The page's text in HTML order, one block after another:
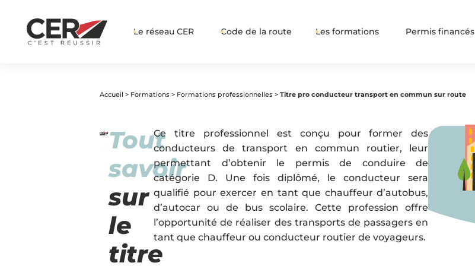
Le réseau CER Code de la route Les formations Permis financés
Accueil > Formations > Formations professionnelles > Titre pro conducteur transport en commun sur route
Tout
savoir
sur
le
titre
Ce titre professionnel est conçu pour former des
conducteurs de transport en commun routier, leur
permettant d’obtenir le permis de conduire de
catégorie D. Une fois diplômé, le conducteur sera
qualifié pour exercer en tant que chauffeur d’autobus,
d’autocar ou de bus scolaire. Cette profession offre
l’opportunité de réaliser des transports de passagers en
tant que chauffeur ou conducteur routier de voyageurs.